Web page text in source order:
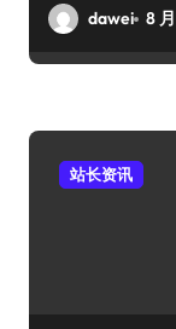
dawei 8
站长资讯